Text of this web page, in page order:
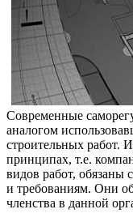
Современные
аналогом
строительных работ.
принципах, т.е.
видов работ, обязаны
и требованиям. Они
членства в данной